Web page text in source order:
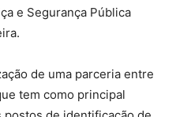
e Segurança Pública
de uma parceria entre
tem como principal